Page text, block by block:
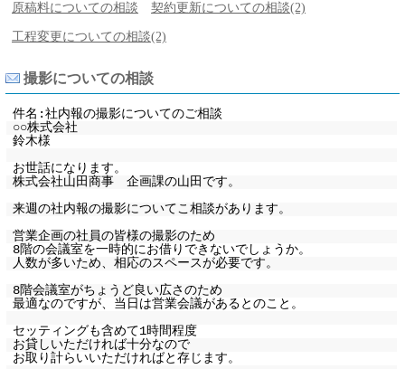
原稿料についての相談 契約更新についての相談(2)
工程変更についての相談(2)
撮影についての相談
件名:社内報の撮影についてのご相談
○○株式会社
鈴木様
お世話になります。
株式会社山田商事 企画課の山田です。
来週の社内報の撮影についてこ相談があります。
営業企画の社員の皆様の撮影のため
8階の会議室を一時的にお借りできないでしょうか。
人数が多いため、相応のスペースが必要です。
8階会議室がちょうど良い広さのため
最適なのですが、当日は営業会議があるとのこと。
セッティングも含めて1時間程度
お貸しいただければ十分なので
お取り計らいいただければと存じます。